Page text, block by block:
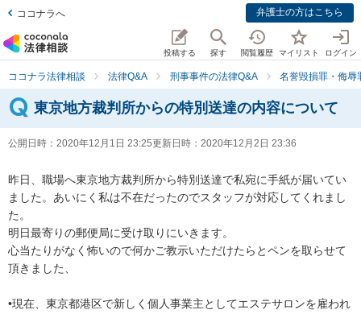
ココナラへ 弁護士の方はこちら
投稿する 探す 閲覧履歴 マイリスト ログイン
ココナラ法律相談 法律Q&A 刑事事件の法律Q&A 名誉毀損罪・侮辱
東京地方裁判所からの特別送達の内容について
公開日時： 2020年12月1日 23:25更新日時： 2020年12月2日 23:36
昨日、職場へ東京地方裁判所から特別送達で私宛に手紙が届いてい
ました。あいにく私は不在だったのでスタッフが対応してくれまし
た。
明日最寄りの郵便局に受け取りにいきます。
心当たりがなく怖いので何かご教示いただけたらとペンを取らせて
頂きました、
•現在、東京都港区で新しく個人事業主としてエステサロンを雇われ